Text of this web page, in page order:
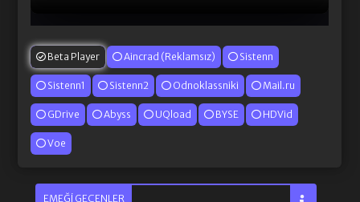
Beta Player Aincrad (Reklamsız) Sistenn
Sistenn1 Sistenn2 Odnoklassniki Mail.ru
GDrive Abyss UQload BYSE HDVid
Voe
EMEĞI GEÇENLER